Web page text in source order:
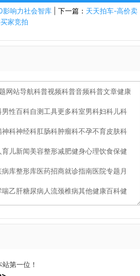
影响力社会智库 |下一篇： 天天拍车-高价卖
家竞拍
第一位！